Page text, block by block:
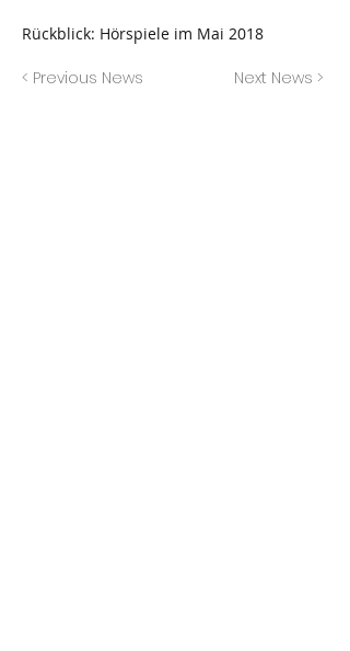
Rückblick: Hörspiele im Mai 2018
< Previous News Next News >